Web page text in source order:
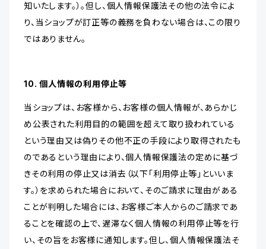
知いたします。）。但し、個人情報保護法その他の法令によ
り、当ショップが訂正等の義務を負わない場合は、この限り
ではありません。
10. 個人情報の利用停止等
当ショップは、お客様から、お客様の個人情報が、あらかじ
め公表された利用目的の範囲を超えて取り扱われている
という理由又は偽りその他不正の手段により取得されたも
のであるという理由により、個人情報保護法の定めに基づ
きその利用の停止又は消去（以下「利用停止等」といいま
す。）を求められた場合において、そのご請求に理由がある
ことが判明した場合には、お客様ご本人からのご請求であ
ることを確認の上で、遅滞なく個人情報の利用停止等を行
い、その旨をお客様に通知します。但し、個人情報保護法そ